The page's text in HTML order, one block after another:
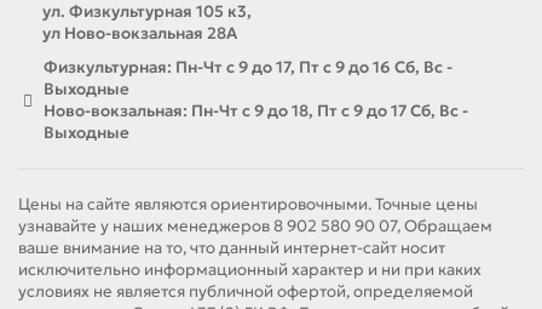
ул. Физкультурная 105 к3,
ул Ново-вокзальная 28А
Физкультурная: Пн-Чт с 9 до 17, Пт с 9 до 16 Сб, Вс -
Выходные
Ново-вокзальная: Пн-Чт с 9 до 18, Пт с 9 до 17 Сб, Вс -
Выходные
Цены на сайте являются ориентировочными. Точные цены
узнавайте у наших менеджеров 8 902 580 90 07, Обращаем
ваше внимание на то, что данный интернет-сайт носит
исключительно информационный характер и ни при каких
условиях не является публичной офертой, определяемой